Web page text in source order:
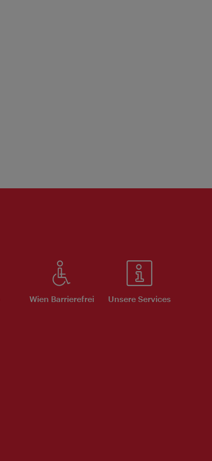
Wien Barrierefrei Unsere Services